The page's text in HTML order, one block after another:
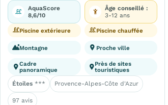
AquaScore
8,6/10
Âge conseillé :
3-12 ans
Piscine extérieure Piscine chauffée
Montagne Proche ville
Cadre
panoramique
Près de sites
touristiques
Étoiles *** Provence-Alpes-Côte d'Azur
97 avis